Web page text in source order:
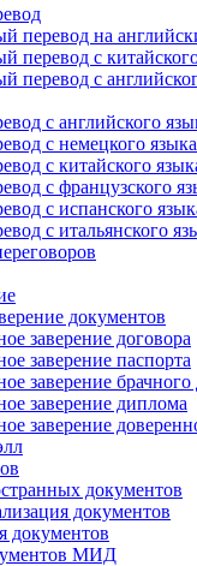
перевод на
перевод с
перевод с
с английского
с немецкого языка
с китайского
с французского
с испанского
с итальянского
документов
заверение договора
заверение паспорта
заверение брачного
заверение диплома
заверение
документов
документов
документов
МИД